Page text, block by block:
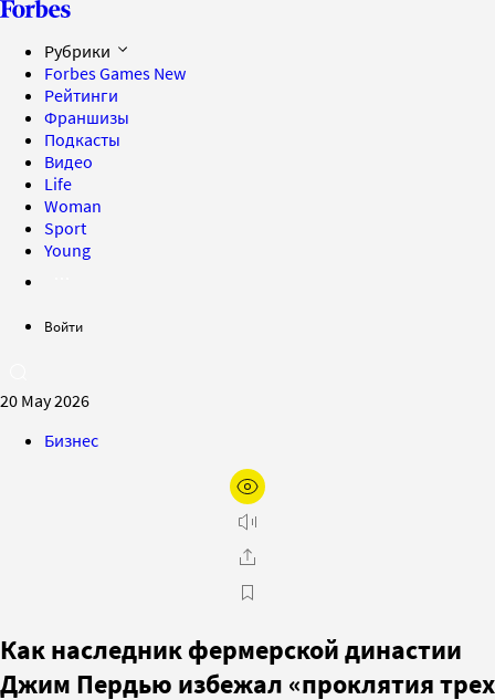
Рубрики
Forbes Games New
Рейтинги
Франшизы
Подкасты
Видео
Life
Woman
Sport
Young
Войти
20 May 2026
Бизнес
Как наследник фермерской династии
Джим Пердью избежал «проклятия трех